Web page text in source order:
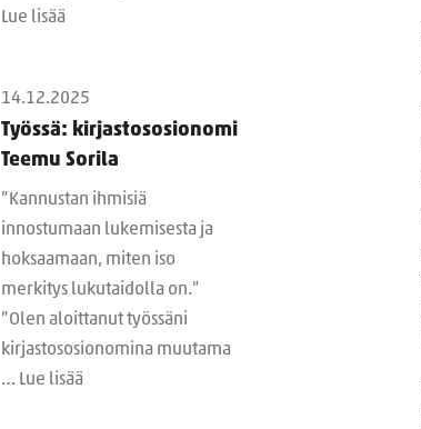
Lue lisää
14.12.2025
Työssä: kirjastososionomi
Teemu Sorila
”Kannustan ihmisiä
innostumaan lukemisesta ja
hoksaamaan, miten iso
merkitys lukutaidolla on.”
”Olen aloittanut työssäni
kirjastososionomina muutama
… Lue lisää